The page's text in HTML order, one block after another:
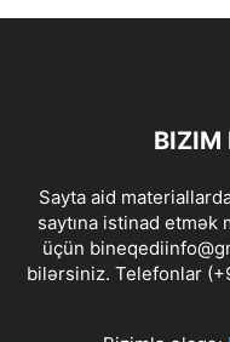
BIZIM
Sayta aid
saytına istinad
üçün
bilərsiniz. Telefonlar